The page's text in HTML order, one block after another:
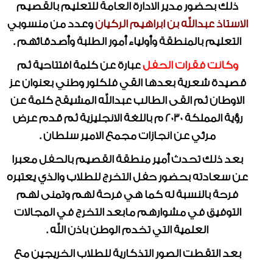
ذلك بحضور مدير الادارة العامة للتعليم بالقصيم
الاستاذ عبدالله بن ابراهيم الركيانوعدد من منسوبي
التعليم بالمنطقة وأولياء أمور الطلبة وأصدقائهم .
وكانت فقرات الحفلعبارة عن كلمة افتتاحية ثم
قصيدة شعرية بعدها القي فلكلور وطني بعنوان عز
الاوطان ثم القى الطالب عبدالله المشيقح كلمة عن
رؤية المملكة 2030 م باللغة الانجليزية ثم قدم عرض
مرئي عن انجازات مجمع الامير سلطان .
بعد ذلك تحدث أمير منطقة القصيم بالحفل معبرا
عن سعادته بحضور حفل التخرج للطلاب والذي يعتبره
فرحة بالنسبة له كما هي فرحة لهم وتمنى لهم
التوفيق في مشوارهم مابعد التخرج في المجالات
العلمية التي تخدم الوطن باذن الله .
بعد التقطت الصور التذكارية للطلاب الخريجين مع